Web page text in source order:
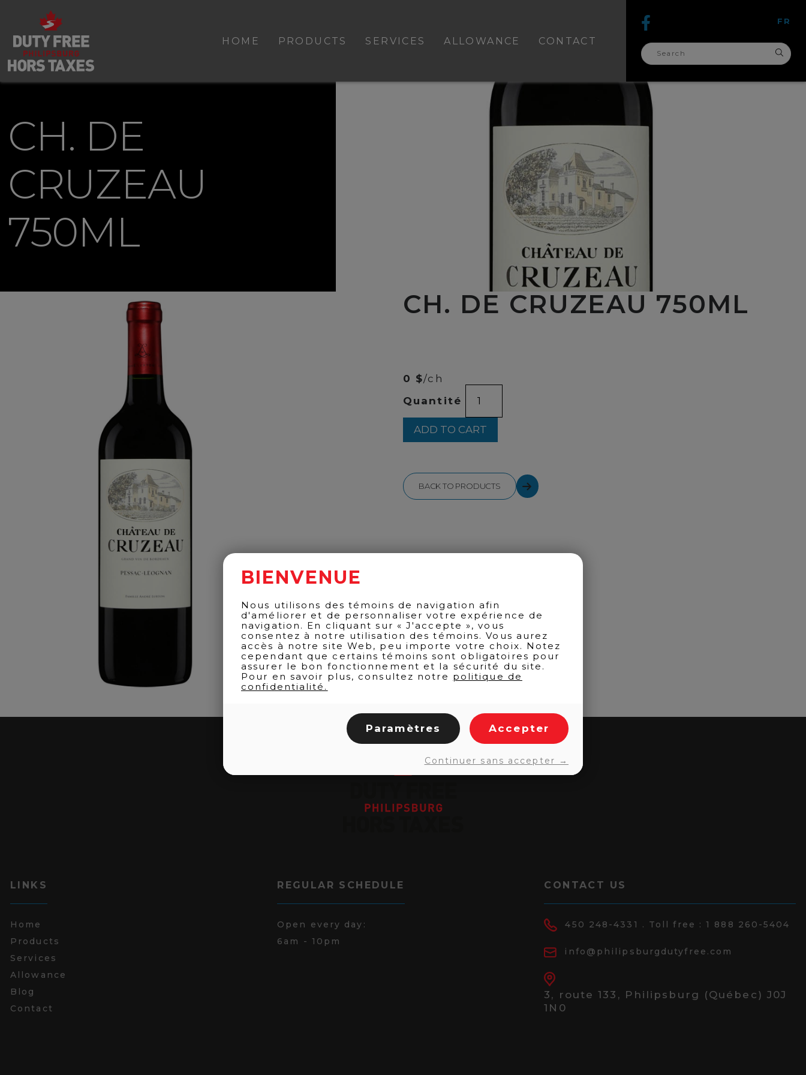
HOME PRODUCTS SERVICES ALLOWANCE CONTACT
FR
search
for:
CH. DE
CRUZEAU
750ML
CH. DE CRUZEAU 750ML
0 $/ch
Quantité
CH.
DE
750ML
quantity
ADD TO CART
BACK TO PRODUCTS
LINKS
Home
Products
Services
Allowance
Blog
Contact
REGULAR SCHEDULE
Open every day:
6am - 10pm
CONTACT US
450 248-4331 . Toll free :1 888 260-5404
info@philipsburgdutyfree.com
3, route 133, Philipsburg (Québec) J0J
1N0
BIENVENUE
Nous utilisons des témoins de navigation afin
d'améliorer et de personnaliser votre expérience de
navigation. En cliquant sur « J'accepte », vous
consentez à notre utilisation des témoins. Vous aurez
accès à notre site Web, peu importe votre choix. Notez
cependant que certains témoins sont obligatoires pour
assurer le bon fonctionnement et la sécurité du site.
Pour en savoir plus, consultez notre politique de
confidentialité.
Paramètres Accepter
Continuer sans accepter →